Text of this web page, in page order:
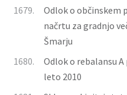
1679.
Odlok o občinskem
načrtu za gradnjo
Šmarju
1680.
Odlok o rebalansu A
leto 2010